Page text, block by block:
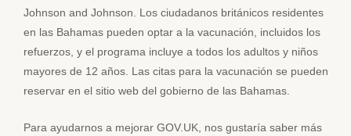
Johnson and Johnson. Los ciudadanos británicos residentes
en las Bahamas pueden optar a la vacunación, incluidos los
refuerzos, y el programa incluye a todos los adultos y niños
mayores de 12 años. Las citas para la vacunación se pueden
reservar en el sitio web del gobierno de las Bahamas.
Para ayudarnos a mejorar GOV.UK, nos gustaría saber más